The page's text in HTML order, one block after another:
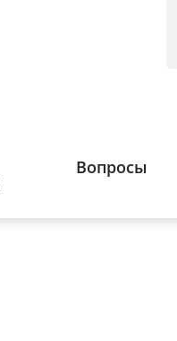
Вопросы